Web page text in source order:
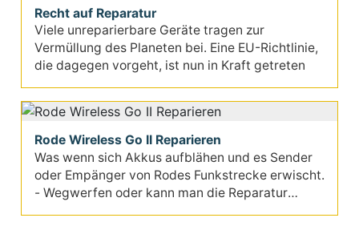
Recht auf Reparatur
Viele unreparierbare Geräte tragen zur
Vermüllung des Planeten bei. Eine EU-Richtlinie,
die dagegen vorgeht, ist nun in Kraft getreten
Rode Wireless Go II Reparieren
Was wenn sich Akkus aufblähen und es Sender
oder Empänger von Rodes Funkstrecke erwischt.
- Wegwerfen oder kann man die Reparatur